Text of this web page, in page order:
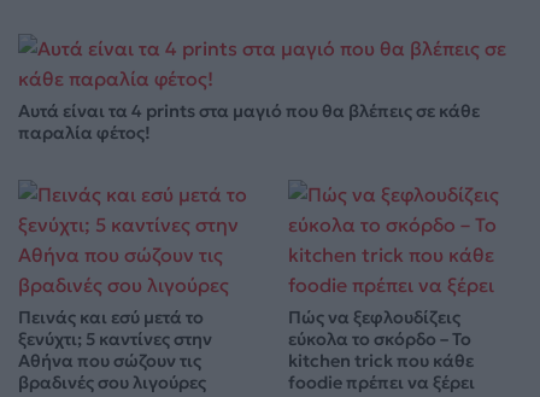
Αυτά είναι τα 4 prints στα μαγιό που θα βλέπεις σε κάθε
παραλία φέτος!
Πεινάς και εσύ μετά το
ξενύχτι; 5 καντίνες στην
Αθήνα που σώζουν τις
βραδινές σου λιγούρες
Πώς να ξεφλουδίζεις
εύκολα το σκόρδο – Το
kitchen trick που κάθε
foodie πρέπει να ξέρει